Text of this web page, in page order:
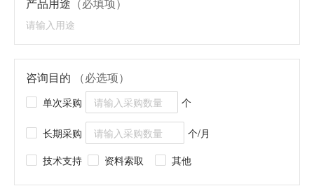
咨询目的 （必选项）
单次采购 个
长期采购
个/月
技术支持
资料索取 其他